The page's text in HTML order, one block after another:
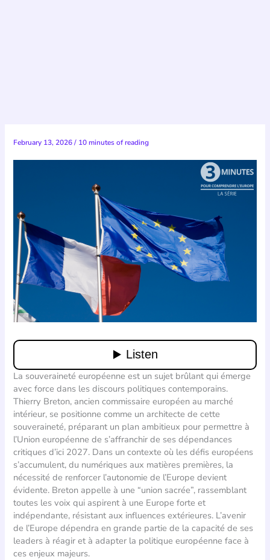
February 13, 2026/ 10 minutes of reading
La souveraineté européenne est un sujet brûlant qui émerge
avec force dans les discours politiques contemporains.
Thierry Breton, ancien commissaire européen au marché
intérieur, se positionne comme un architecte de cette
souveraineté, préparant un plan ambitieux pour permettre à
l’Union européenne de s’affranchir de ses dépendances
critiques d’ici 2027. Dans un contexte où les défis européens
s’accumulent, du numériques aux matières premières, la
nécessité de renforcer l’autonomie de l’Europe devient
évidente. Breton appelle à une “union sacrée”, rassemblant
toutes les voix qui aspirent à une Europe forte et
indépendante, résistant aux influences extérieures. L’avenir
de l’Europe dépendra en grande partie de la capacité de ses
leaders à réagir et à adapter la politique européenne face à
ces enjeux majeurs.